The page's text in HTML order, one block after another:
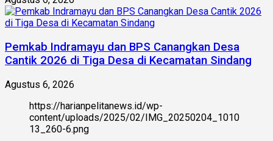
Pemkab Indramayu dan BPS Canangkan Desa
Cantik 2026 di Tiga Desa di Kecamatan Sindang
Agustus 6, 2026
https://harianpelitanews.id/wp-
content/uploads/2025/02/IMG_20250204_1010
13_260-6.png